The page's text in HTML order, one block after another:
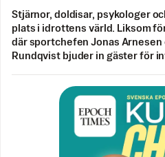
Stjärnor, doldisar, psykologer
plats i idrottens värld. Liksom
där sportchefen Jonas
Rundqvist bjuder in gäster för